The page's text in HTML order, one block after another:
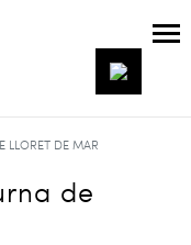
LLORET DE MAR
de